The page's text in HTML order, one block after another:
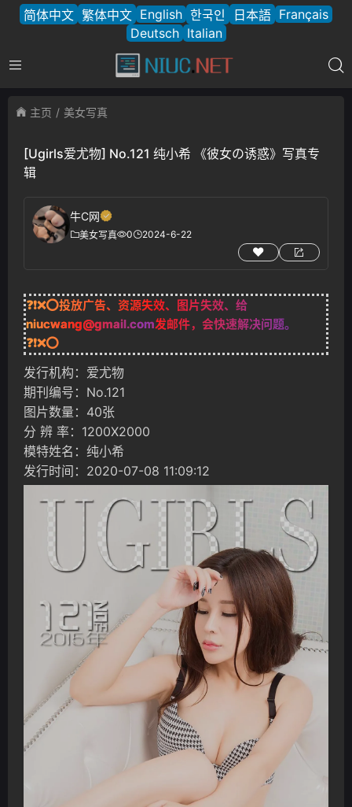
简体中文 繁体中文 English 한국인 日本語 Français
Deutsch Italian
主页 美女写真
[Ugirls爱尤物] No.121 纯小希 《彼女の诱惑》写真专
辑
牛C网
美女写真 0 2024-6-22
❓❗❌⭕投放广告、资源失效、图片失效、给
niucwang@gmail.com发邮件，会快速解决问题。
❓❗❌⭕
发行机构：爱尤物
期刊编号：No.121
图片数量：40张
分 辨 率：1200X2000
模特姓名：纯小希
发行时间：2020-07-08 11:09:12